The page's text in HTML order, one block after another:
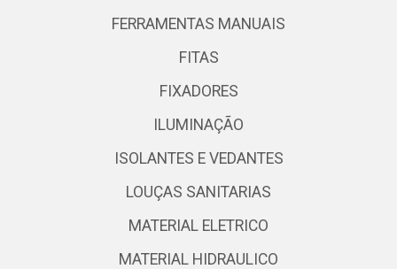
FERRAMENTAS MANUAIS
FITAS
FIXADORES
ILUMINAÇÃO
ISOLANTES E VEDANTES
LOUÇAS SANITARIAS
MATERIAL ELETRICO
MATERIAL HIDRAULICO